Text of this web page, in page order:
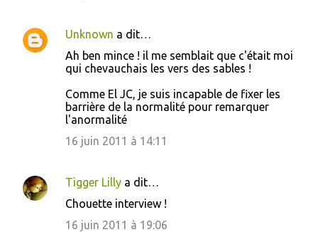
s
Unknown a dit…
Ah ben mince ! il me semblait que c'était moi
qui chevauchais les vers des sables !
Comme El JC, je suis incapable de fixer les
barrière de la normalité pour remarquer
l'anormalité
16 juin 2011 à 14:11
Tigger Lilly a dit…
Chouette interview !
16 juin 2011 à 19:06